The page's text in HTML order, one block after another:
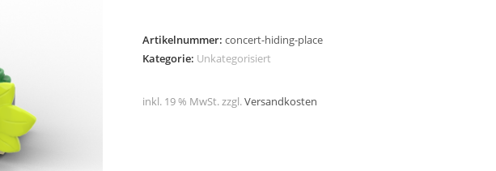
Menge
Artikelnummer: concert-hiding-place
Kategorie: Unkategorisiert
inkl. 19 % MwSt.zzgl.Versandkosten